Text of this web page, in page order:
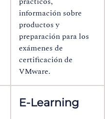
información sobre
productos y
preparación para los
exámenes de
certificación de
VMware.
E-Learning